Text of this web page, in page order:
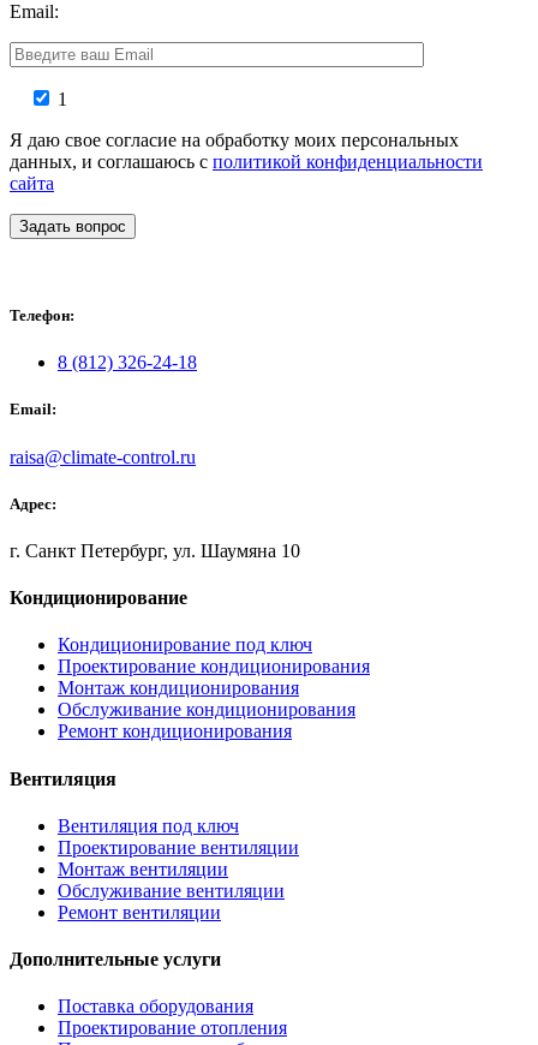
Email:
1
Я даю свое согласие на обработку моих персональных
данных, и соглашаюсь с политикой конфиденциальности
сайта
Задать вопрос
Телефон:
8 (812) 326-24-18
Email:
raisa@climate-control.ru
Адрес:
г. Санкт Петербург, ул. Шаумяна 10
Кондиционирование
Кондиционирование под ключ
Проектирование кондиционирования
Монтаж кондиционирования
Обслуживание кондиционирования
Ремонт кондиционирования
Вентиляция
Вентиляция под ключ
Проектирование вентиляции
Монтаж вентиляции
Обслуживание вентиляции
Ремонт вентиляции
Дополнительные услуги
Поставка оборудования
Проектирование отопления